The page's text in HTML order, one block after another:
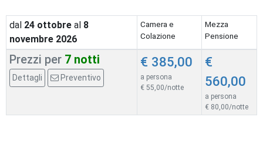
dal 24ottobreal 8
novembre 2026
Camera e
Colazione
Mezza
Pensione
Prezzi per 7 notti
Dettagli Preventivo
€ 385,00
a persona
€ 55,00/notte
€
560,00
a persona
€ 80,00/notte